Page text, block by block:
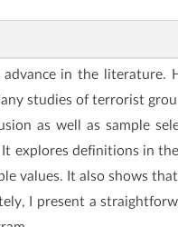
in the literature.
studies of terrorist
as well as sample
explores definitions in
values. It also shows
I present a